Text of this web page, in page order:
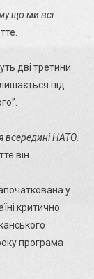
що ми всі
дві третини
під
всередині НАТО.
він.
у
критично
програма